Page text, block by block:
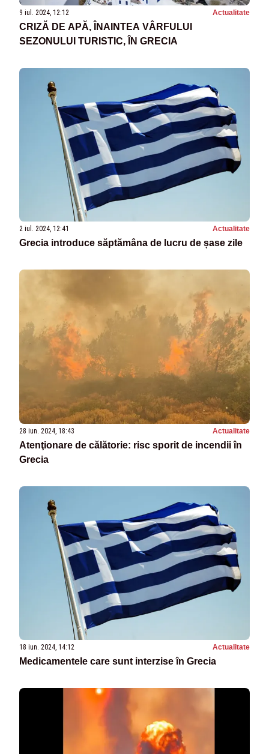
9 iul. 2024, 12:12 Actualitate
CRIZĂ DE APĂ, ÎNAINTEA VÂRFULUI
SEZONULUI TURISTIC, ÎN GRECIA
2 iul. 2024, 12:41 Actualitate
Grecia introduce săptămâna de lucru de șase zile
28 iun. 2024, 18:43 Actualitate
Atenţionare de călătorie: risc sporit de incendii în
Grecia
18 iun. 2024, 14:12 Actualitate
Medicamentele care sunt interzise în Grecia